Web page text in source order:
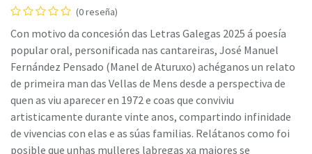
(0 reseña)
Con motivo da concesión das Letras Galegas 2025 á poesía
popular oral, personificada nas cantareiras, José Manuel
Fernández Pensado (Manel de Aturuxo) achéganos un relato
de primeira man das Vellas de Mens desde a perspectiva de
quen as viu aparecer en 1972 e coas que conviviu
artisticamente durante vinte anos, compartindo infinidade
de vivencias con elas e as súas familias. Relátanos como foi
posible que unhas mulleres labregas xa maiores se